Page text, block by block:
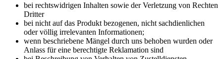
bei rechtswidrigen Inhalten sowie der Verletzung von Rechten
Dritter
bei nicht auf das Produkt bezogenen, nicht sachdienlichen
oder völlig irrelevanten Informationen;
wenn beschriebene Mängel durch uns behoben wurden oder
Anlass für eine berechtigte Reklamation sind